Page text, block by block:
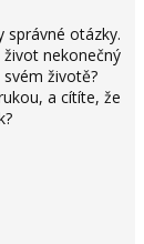
správné otázky.
život nekonečný
životě?
a cítíte, že